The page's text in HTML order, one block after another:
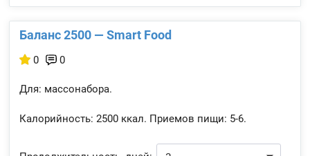
Баланс 2500 — Smart Food
0 0
Для: массонабора.
Калорийность: 2500 ккал. Приемов пищи: 5-6.